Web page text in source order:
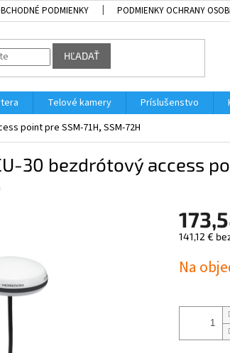
PODMIENKY PODMIENKY OCHRANY
HĽADAŤ
Telové kamery Príslušenstvo
point pre SSM-71H, SSM-72H
30 bezdrótový access
141,12 €
cena:
Na